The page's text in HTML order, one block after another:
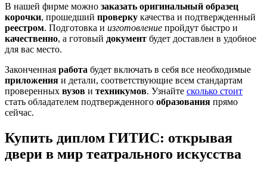
В нашей фирме можно заказать оригинальный образец
корочки, прошедший проверку качества и подтвержденный
реестром. Подготовка и изготовление пройдут быстро и
качественно, а готовый документ будет доставлен в удобное
для вас место.
Законченная работа будет включать в себя все необходимые
приложения и детали, соответствующие всем стандартам
проверенных вузов и техникумов. Узнайте сколько стоит
стать обладателем подтвержденного образования прямо
сейчас.
Купить диплом ГИТИС: открывая
двери в мир театрального искусства